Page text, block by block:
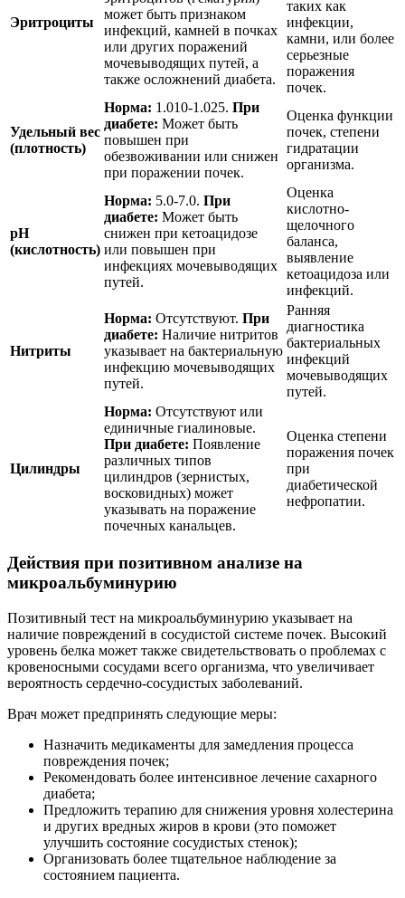
Эритроциты
может быть признаком
инфекций, камней в почках
или других поражений
мочевыводящих путей, а
также осложнений диабета.
таких как
инфекции,
камни, или более
серьезные
поражения
почек.
Удельный вес
(плотность)
Норма: 1.010-1.025. При
диабете: Может быть
повышен при
обезвоживании или снижен
при поражении почек.
Оценка функции
почек, степени
гидратации
организма.
pH
(кислотность)
Норма: 5.0-7.0. При
диабете: Может быть
снижен при кетоацидозе
или повышен при
инфекциях мочевыводящих
путей.
Оценка
кислотно-
щелочного
баланса,
выявление
кетоацидоза или
инфекций.
Нитриты
Норма: Отсутствуют. При
диабете: Наличие нитритов
указывает на бактериальную
инфекцию мочевыводящих
путей.
Ранняя
диагностика
бактериальных
инфекций
мочевыводящих
путей.
Цилиндры
Норма: Отсутствуют или
единичные гиалиновые.
При диабете: Появление
различных типов
цилиндров (зернистых,
восковидных) может
указывать на поражение
почечных канальцев.
Оценка степени
поражения почек
при
диабетической
нефропатии.
Действия при позитивном анализе на
микроальбуминурию
Позитивный тест на микроальбуминурию указывает на
наличие повреждений в сосудистой системе почек. Высокий
уровень белка может также свидетельствовать о проблемах с
кровеносными сосудами всего организма, что увеличивает
вероятность сердечно-сосудистых заболеваний.
Врач может предпринять следующие меры:
Назначить медикаменты для замедления процесса
повреждения почек;
Рекомендовать более интенсивное лечение сахарного
диабета;
Предложить терапию для снижения уровня холестерина
и других вредных жиров в крови (это поможет
улучшить состояние сосудистых стенок);
Организовать более тщательное наблюдение за
состоянием пациента.